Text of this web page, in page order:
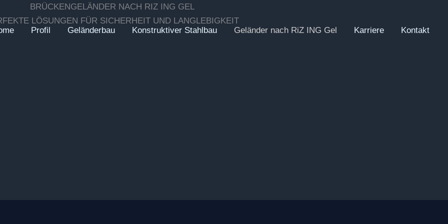
Profil Geländerbau Konstruktiver Stahlbau Geländer nach RiZ ING Gel Karriere Kontakt
BRÜCKENGELÄNDER NACH RIZ ING GEL
LÖSUNGEN FÜR SICHERHEIT UND LANGLEBIGKEIT